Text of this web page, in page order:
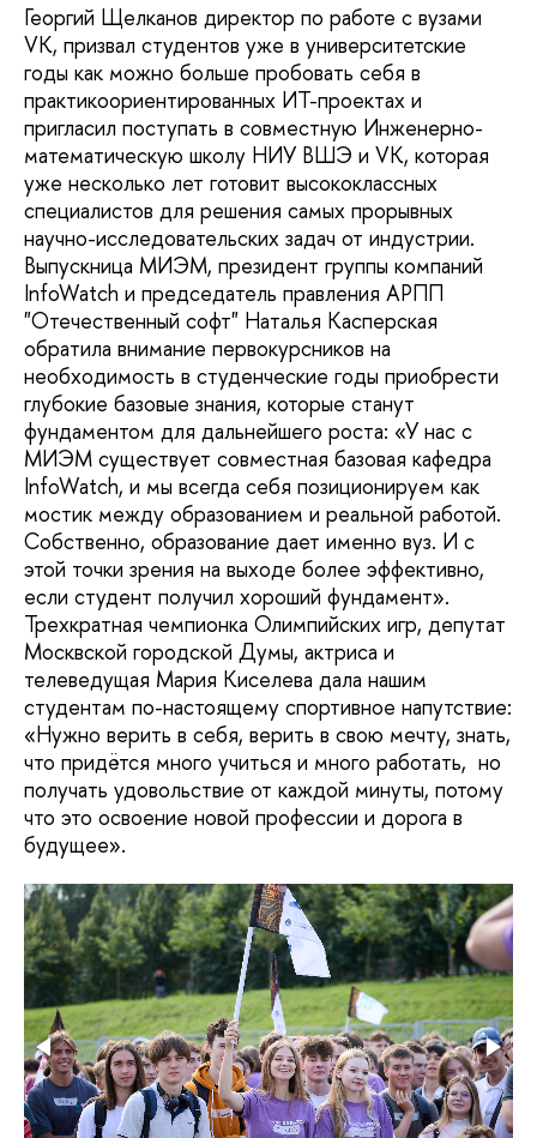
Георгий Щелканов директор по работе с вузами
VK, призвал студентов уже в университетские
годы как можно больше пробовать себя в
практикоориентированных ИТ-проектах и
пригласил поступать в совместную Инженерно-
математическую школу НИУ ВШЭ и VK, которая
уже несколько лет готовит высококлассных
специалистов для решения самых прорывных
научно-исследовательских задач от индустрии.
Выпускница МИЭМ, президент группы компаний
InfoWatch и председатель правления АРПП
"Отечественный софт" Наталья Касперская
обратила внимание первокурсников на
необходимость в студенческие годы приобрести
глубокие базовые знания, которые станут
фундаментом для дальнейшего роста: «У нас с
МИЭМ существует совместная базовая кафедра
InfoWatch, и мы всегда себя позиционируем как
мостик между образованием и реальной работой.
Собственно, образование дает именно вуз. И с
этой точки зрения на выходе более эффективно,
если студент получил хороший фундамент».
Трехкратная чемпионка Олимпийских игр, депутат
Москвской городской Думы, актриса и
телеведущая Мария Киселева дала нашим
студентам по-настоящему спортивное напутствие:
«Нужно верить в себя, верить в свою мечту, знать,
что придётся много учиться и много работать, но
получать удовольствие от каждой минуты, потому
что это освоение новой профессии и дорога в
будущее».